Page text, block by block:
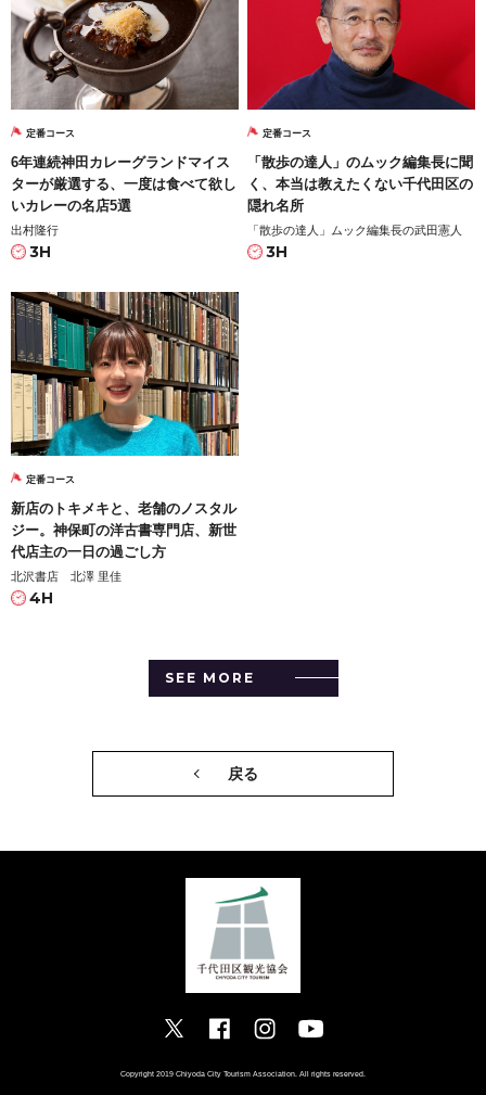
定番コース
6年連続神田カレーグランドマイス
ターが厳選する、一度は食べて欲し
いカレーの名店5選
出村隆行
3H
定番コース
「散歩の達人」のムック編集長に聞
く、本当は教えたくない千代田区の
隠れ名所
「散歩の達人」ムック編集長の武田憲人
3H
定番コース
新店のトキメキと、老舗のノスタル
ジー。神保町の洋古書専門店、新世
代店主の一日の過ごし方
北沢書店 北澤 里佳
4H
SEE MORE
戻る
Copyright 2019 Chiyoda City Tourism Association. All rights reserved.